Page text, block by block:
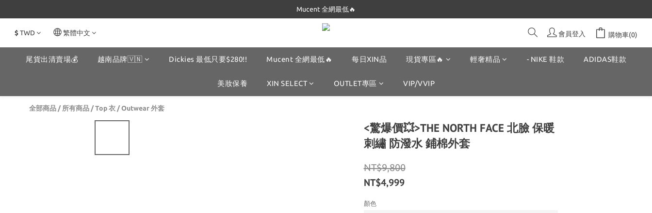
Dickies 最低$280起🔥
Mucent 全網最低🔥
Dickies 最低$280起🔥
$TWD 繁體中文 會員登入 購物車(0)
尾貨出清賣場💰 越南品牌🇻🇳 Dickies 最低只要$280!! Mucent 全網最低🔥 每日XIN品 現貨專區🔥 輕奢精品 - NIKE 鞋款 ADIDAS鞋款
美妝保養 XIN SELECT OUTLET專區 VIP/VVIP
全部商品 /所有商品 /Top 衣 /Outwear 外套
<驚爆價💥>THE NORTH FACE 北臉 保暖
刺繡 防潑水 鋪棉外套
NT$9,800
NT$4,999
顏色